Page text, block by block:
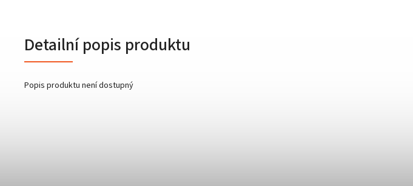
Detailní popis produktu
Popis produktu není dostupný